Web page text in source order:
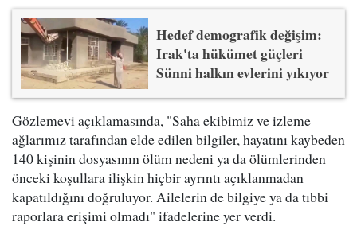
Hedef demografik değişim:
Irak'ta hükümet güçleri
Sünni halkın evlerini yıkıyor
Gözlemevi açıklamasında, "Saha ekibimiz ve izleme
ağlarımız tarafından elde edilen bilgiler, hayatını kaybeden
140 kişinin dosyasının ölüm nedeni ya da ölümlerinden
önceki koşullara ilişkin hiçbir ayrıntı açıklanmadan
kapatıldığını doğruluyor. Ailelerin de bilgiye ya da tıbbi
raporlara erişimi olmadı" ifadelerine yer verdi.